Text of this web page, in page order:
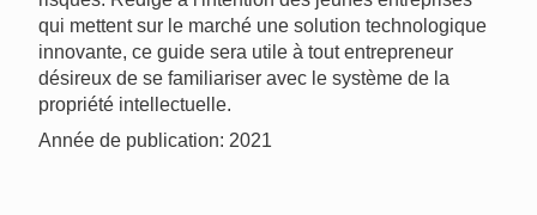
qui mettent sur le marché une solution technologique
innovante, ce guide sera utile à tout entrepreneur
désireux de se familiariser avec le système de la
propriété intellectuelle.
Année de publication: 2021